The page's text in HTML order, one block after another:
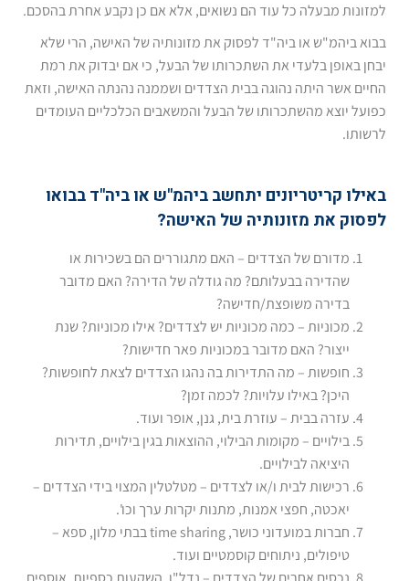
למזונות מבעלה כל עוד הם נשואים, אלא אם כן נקבע אחרת בהסכם.
בבוא ביהמ"ש או ביה"ד לפסוק את מזונותיה של האישה, הרי שלא
יבחן באופן בלעדי את השתכרותו של הבעל, כי אם יבדוק את רמת
החיים אשר היתה נהוגה בבית הצדדים ושממנה נהנתה האישה, וזאת
כפועל יוצא מהשתכרותו של הבעל והמשאבים הכלכליים העומדים
לרשותו.
באילו קריטריונים יתחשב ביהמ"ש או ביה"ד בבואו
לפסוק את מזונותיה של האישה?
מדורם של הצדדים – האם מתגוררים הם בשכירות או
שהדירה בבעלותם? מה גודלה של הדירה? האם מדובר
בדירה משופצת/חדישה?
מכוניות – כמה מכוניות יש לצדדים? אילו מכוניות? שנת
ייצור? האם מדובר במכוניות פאר חדישות?
חופשות – מה התדירות בה נהגו הצדדים לצאת לחופשות?
היכן? באילו עלויות? לכמה זמן?
עזרה בבית – עוזרת בית, גנן, אופר ועוד.
בילויים – מקומות הבילוי, ההוצאות בגין בילויים, תדירות
היציאה לבילויים.
רכישות לבית ו/או לצדדים – מטלטלין המצוי בידי הצדדים –
יאכטה, חפצי אמנות, מתנות יקרות ערך וכו'.
חברות במועדוני כושר, time sharing בבתי מלון, ספא –
טיפולים, ניתוחים קוסמטיים ועוד.